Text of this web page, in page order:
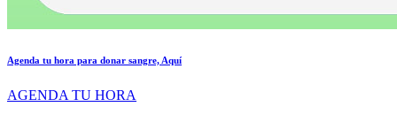
Agenda tu hora para donar sangre, Aquí
AGENDA TU HORA